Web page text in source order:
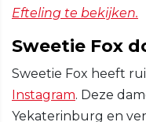
Efteling te bekijken.
Sweetie Fox
Sweetie Fox heeft
Instagram. Deze
Yekaterinburg en